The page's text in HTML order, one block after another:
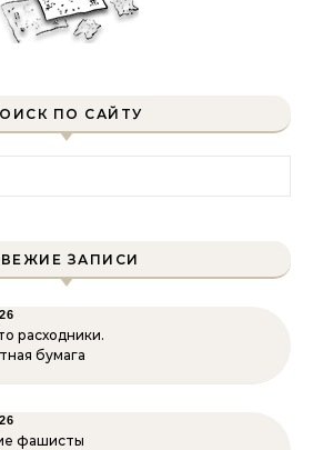
ПО САЙТУ
ЗАПИСИ
расходники.
бумага
фашисты